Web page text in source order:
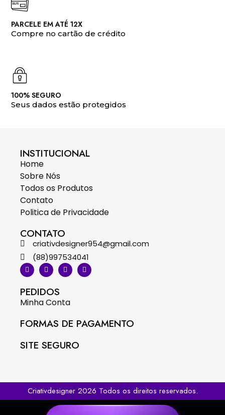
PARCELE EM ATÉ 12X
Compre no cartão de crédito
100% SEGURO
Seus dados estão protegidos
INSTITUCIONAL
Home
Sobre Nós
Todos os Produtos
Contato
Politica de Privacidade
CONTATO
criativdesigner954@gmail.com
(88)997534041
PEDIDOS
Minha Conta
FORMAS DE PAGAMENTO
SITE SEGURO
Criativdesigner 2026 Todos os direitos reservados.